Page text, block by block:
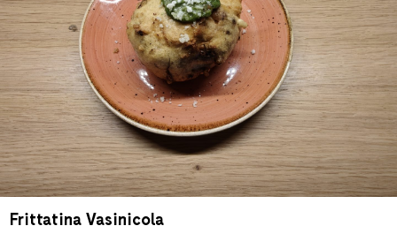
Frittatina Vasinicola